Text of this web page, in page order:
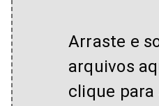
Arraste e
arquivos
clique